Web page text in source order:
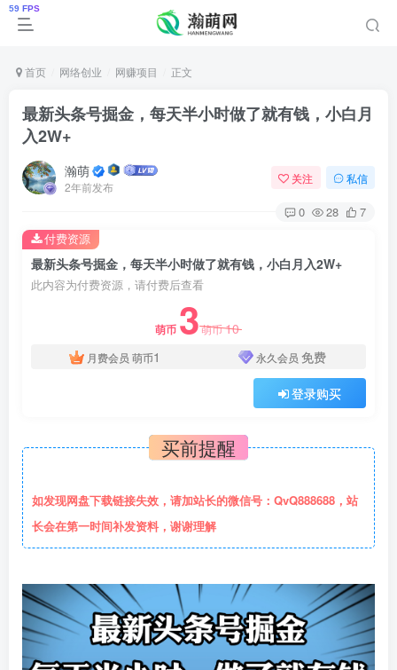
首页 网络创业 网赚项目 正文
最新头条号掘金，每天半小时做了就有钱，小白月
入2W+
瀚萌
2年前发布
关注 私信
0 28 7
最新头条号掘金，每天半小时做了就有钱，小白月入2W+
此内容为付费资源，请付费后查看
萌币 3萌币10
月费会员 萌币1 永久会员 免费
登录购买
付费资源
买前提醒
如发现网盘下载链接失效，请加站长的微信号：QvQ888688，站
长会在第一时间补发资料，谢谢理解